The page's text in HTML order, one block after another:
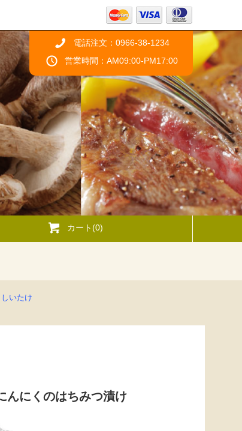
電話注文：0966-38-1234
営業時間：AM09:00-PM17:00
カート(0)
しいたけ
んにくのはちみつ漬け